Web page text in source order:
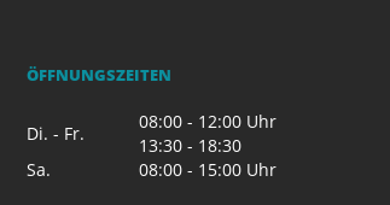
ÖFFNUNGSZEITEN
Di. - Fr.
08:00 - 12:00 Uhr
13:30 - 18:30
Sa.
08:00 - 15:00 Uhr